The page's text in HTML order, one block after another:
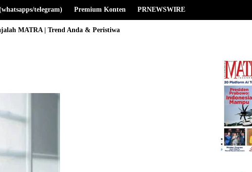
telegram) Premium Konten PRNEWSWIRE
MATRA | Trend Anda & Peristiwa